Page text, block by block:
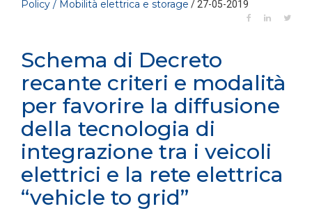
Policy / Mobilità elettrica e storage / 27-05-2019
Schema di Decreto
recante criteri e modalità
per favorire la diffusione
della tecnologia di
integrazione tra i veicoli
elettrici e la rete elettrica
“vehicle to grid”